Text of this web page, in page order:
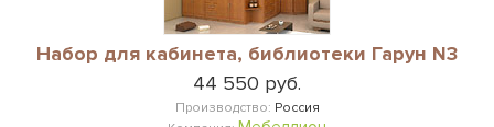
Набор для кабинета, библиотеки Гарун N3
44 550 руб.
Производство: Россия